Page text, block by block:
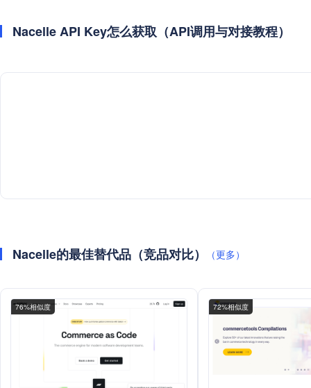
Nacelle API Key怎么获取（API调用与对接教程）
Nacelle的最佳替代品（竞品对比） （更多）
76%相似度 72%相似度